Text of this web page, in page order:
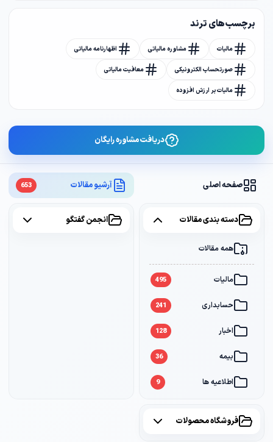
صفحه اصلی آرشیو مقالات 653
دسته بندی مقالات
همه مقالات
مالیات 495
حسابداری 241
اخبار 128
بیمه 36
اطلاعیه ها 9
انجمن گفتگو
فروشگاه محصولات
برچسب های ترند
مالیات مشاوره مالیاتی اظهارنامه مالیاتی
صورتحساب الکترونیکی معافیت مالیاتی
مالیات بر ارزش افزوده
دریافت مشاوره رایگان